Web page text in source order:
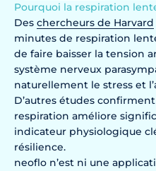
Pourquoi la respiration
Des chercheurs de Harvard
minutes de respiration
de faire baisser la tension
système nerveux
naturellement le stress et
D’autres études
respiration améliore
indicateur physiologique
résilience.
neoflo n’est ni une